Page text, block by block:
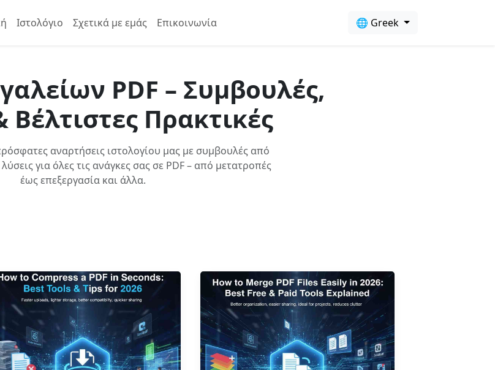
Ιστολόγιο Σχετικά με εμάς Επικοινωνία 🌐 Greek
PDF – Συμβουλές,
Βέλτιστες Πρακτικές
αναρτήσεις ιστολογίου μας με συμβουλές από
για όλες τις ανάγκες σας σε PDF – από μετατροπές
έως επεξεργασία και άλλα.